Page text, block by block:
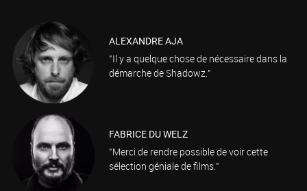
ALEXANDRE AJA
"Il y a quelque chose de nécessaire dans la
démarche de Shadowz."
FABRICE DU WELZ
"Merci de rendre possible de voir cette
sélection géniale de films."